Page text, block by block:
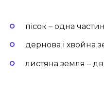
пісок – одна
дернова і хвойна
листяна земля –